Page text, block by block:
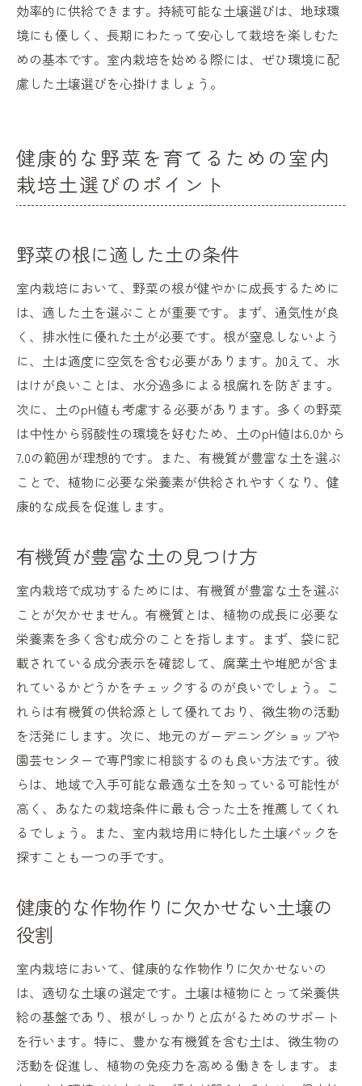
効率的に供給できます。持続可能な土壌選びは、地球環
境にも優しく、長期にわたって安心して栽培を楽しむた
めの基本です。室内栽培を始める際には、ぜひ環境に配
慮した土壌選びを心掛けましょう。
健康的な野菜を育てるための室内
栽培土選びのポイント
野菜の根に適した土の条件
室内栽培において、野菜の根が健やかに成長するために
は、適した土を選ぶことが重要です。まず、通気性が良
く、排水性に優れた土が必要です。根が窒息しないよう
に、土は適度に空気を含む必要があります。加えて、水
はけが良いことは、水分過多による根腐れを防ぎます。
次に、土のpH値も考慮する必要があります。多くの野菜
は中性から弱酸性の環境を好むため、土のpH値は6.0から
7.0の範囲が理想的です。また、有機質が豊富な土を選ぶ
ことで、植物に必要な栄養素が供給されやすくなり、健
康的な成長を促進します。
有機質が豊富な土の見つけ方
室内栽培で成功するためには、有機質が豊富な土を選ぶ
ことが欠かせません。有機質とは、植物の成長に必要な
栄養素を多く含む成分のことを指します。まず、袋に記
載されている成分表示を確認して、腐葉土や堆肥が含ま
れているかどうかをチェックするのが良いでしょう。こ
れらは有機質の供給源として優れており、微生物の活動
を活発にします。次に、地元のガーデニングショップや
園芸センターで専門家に相談するのも良い方法です。彼
らは、地域で入手可能な最適な土を知っている可能性が
高く、あなたの栽培条件に最も合った土を推薦してくれ
るでしょう。また、室内栽培用に特化した土壌パックを
探すことも一つの手です。
健康的な作物作りに欠かせない土壌の
役割
室内栽培において、健康的な作物作りに欠かせないの
は、適切な土壌の選定です。土壌は植物にとって栄養供
給の基盤であり、根がしっかりと広がるためのサポート
を行います。特に、豊かな有機質を含む土は、微生物の
活動を促進し、植物の免疫力を高める働きをします。ま